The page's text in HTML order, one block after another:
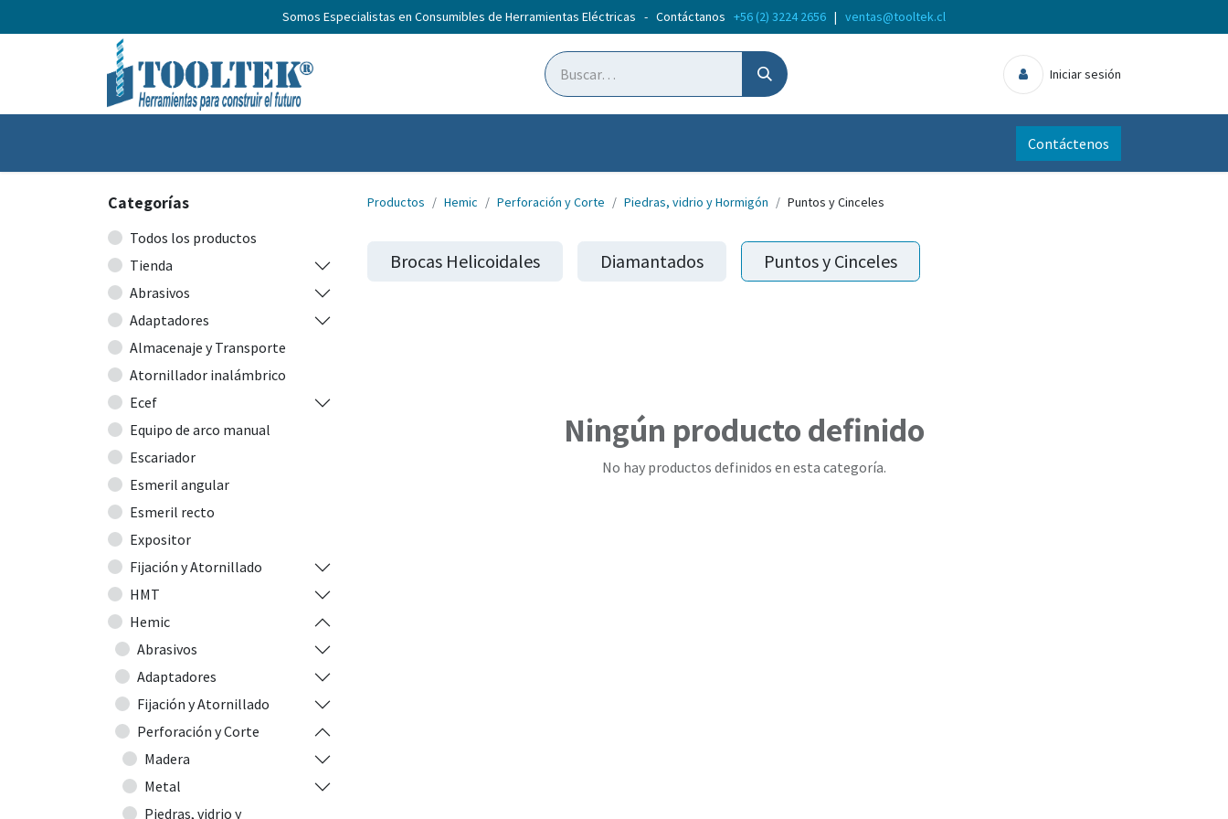
Somos Especialistas en Consumibles de Herramientas Eléctricas - Contáctanos +56 (2) 3224 2656 | ventas@tooltek.cl
Iniciar sesión
Contáctenos
Categorías
Todos los productos
Tienda
Abrasivos
Adaptadores
Almacenaje y Transporte
Atornillador inalámbrico
Ecef
Equipo de arco manual
Escariador
Esmeril angular
Esmeril recto
Expositor
Fijación y Atornillado
HMT
Hemic
Abrasivos
Adaptadores
Fijación y Atornillado
Perforación y Corte
Madera
Metal
Piedras, vidrio y
Productos Hemic Perforación y Corte Piedras, vidrio y Hormigón Puntos y Cinceles
Brocas Helicoidales Diamantados Puntos y Cinceles
Ningún producto definido
No hay productos definidos en esta categoría.